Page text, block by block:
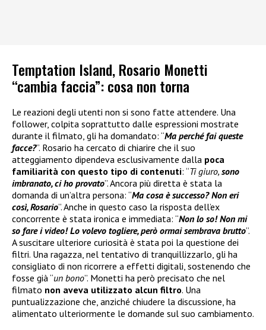
Temptation Island, Rosario Monetti
“cambia faccia”: cosa non torna
Le reazioni degli utenti non si sono fatte attendere. Una
follower, colpita soprattutto dalle espressioni mostrate
durante il filmato, gli ha domandato: “Ma perché fai queste
facce?”. Rosario ha cercato di chiarire che il suo
atteggiamento dipendeva esclusivamente dalla poca
familiarità con questo tipo di contenuti: “Ti giuro, sono
imbranato, ci ho provato”. Ancora più diretta è stata la
domanda di un’altra persona: “Ma cosa è successo? Non eri
così, Rosario”. Anche in questo caso la risposta dell’ex
concorrente è stata ironica e immediata: “Non lo so! Non mi
so fare i video! Lo volevo togliere, però ormai sembrava brutto”.
A suscitare ulteriore curiosità è stata poi la questione dei
filtri. Una ragazza, nel tentativo di tranquillizzarlo, gli ha
consigliato di non ricorrere a effetti digitali, sostenendo che
fosse già “un bono”. Monetti ha però precisato che nel
filmato non aveva utilizzato alcun filtro. Una
puntualizzazione che, anziché chiudere la discussione, ha
alimentato ulteriormente le domande sul suo cambiamento.